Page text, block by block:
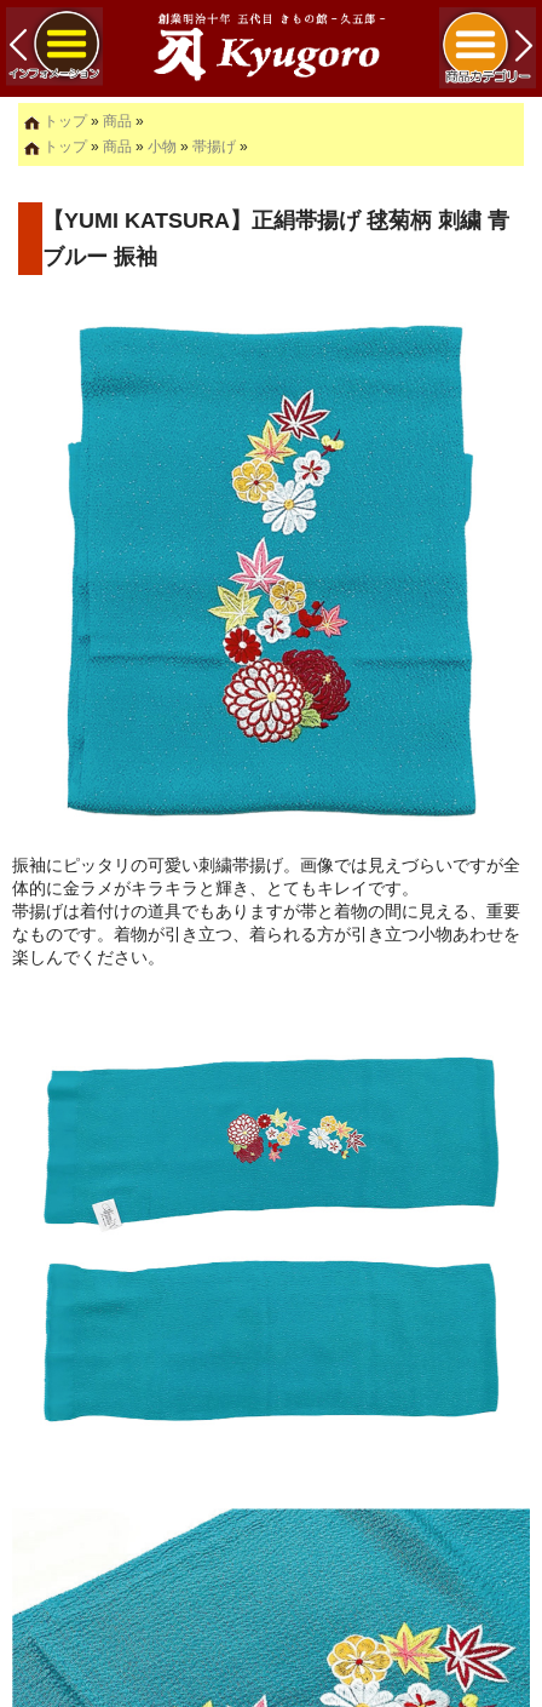
トップ» 商品 »
トップ» 商品 » 小物 » 帯揚げ »
【YUMI KATSURA】正絹帯揚げ 毬菊柄 刺繍 青
ブルー 振袖
振袖にピッタリの可愛い刺繍帯揚げ。画像では見えづらいですが全
体的に金ラメがキラキラと輝き、とてもキレイです。
帯揚げは着付けの道具でもありますが帯と着物の間に見える、重要
なものです。着物が引き立つ、着られる方が引き立つ小物あわせを
楽しんでください。